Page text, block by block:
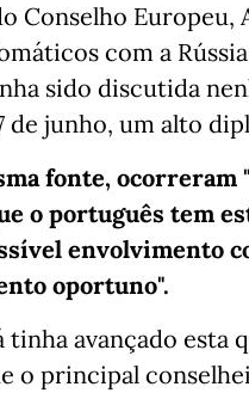
Conselho
com a
sido discutida
de junho, um alto
fonte,
o português tem
envolvimento
oportuno".
tinha avançado
o principal